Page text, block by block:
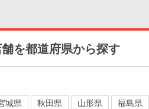
を都道府県から探す
城県 秋田県 山形県
福島県